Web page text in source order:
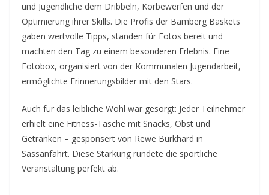
und Jugendliche dem Dribbeln, Körbewerfen und der
Optimierung ihrer Skills. Die Profis der Bamberg Baskets
gaben wertvolle Tipps, standen für Fotos bereit und
machten den Tag zu einem besonderen Erlebnis. Eine
Fotobox, organisiert von der Kommunalen Jugendarbeit,
ermöglichte Erinnerungsbilder mit den Stars.
Auch für das leibliche Wohl war gesorgt: Jeder Teilnehmer
erhielt eine Fitness-Tasche mit Snacks, Obst und
Getränken – gesponsert von Rewe Burkhard in
Sassanfahrt. Diese Stärkung rundete die sportliche
Veranstaltung perfekt ab.